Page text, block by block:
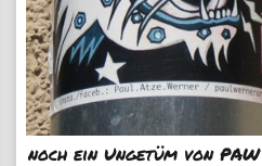
noch ein Ungetüm von PAW